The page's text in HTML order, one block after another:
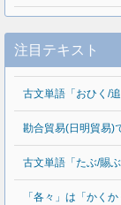
注目テキスト
古文単語「おひく/
勘合貿易(日明貿易)
古文単語「たぶ/賜
「各々」は「かく